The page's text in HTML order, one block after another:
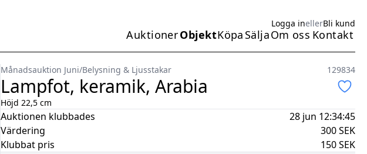
Logga inellerBli kund
Huvudmeny
AuktionerObjektKöpa SäljaOm oss Kontakt
Månadsauktion Juni/Belysning & Ljusstakar 129834
Lampfot, keramik, Arabia
Höjd 22,5 cm
Auktionen klubbades
28 jun 12:34:45
Värdering
300SEK
Klubbat pris
150SEK